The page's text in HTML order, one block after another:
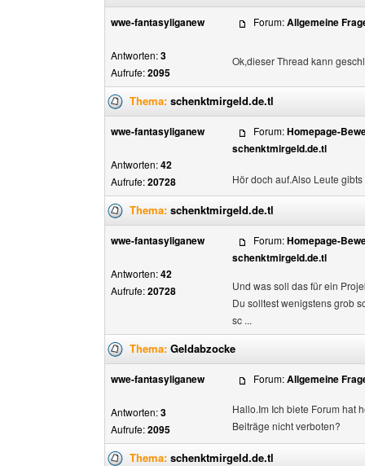
wwe-fantasyliganew
Antworten:3
Aufrufe:2095
Forum:Allgemeine
Ok,dieser Thread kann
Thema: schenktmirgeld.de.tl
wwe-fantasyliganew
Antworten:42
Aufrufe:20728
Forum:Homepage-
schenktmirgeld.de.tl
Hör doch auf.Also Leute
Thema: schenktmirgeld.de.tl
wwe-fantasyliganew
Antworten:42
Aufrufe:20728
Forum:Homepage-
schenktmirgeld.de.tl
Und was soll das für ein
Du solltest wenigstens grob
sc ...
Thema: Geldabzocke
wwe-fantasyliganew
Antworten:3
Aufrufe:2095
Forum:Allgemeine
Hallo.Im Ich biete Forum hat
Beiträge nicht verboten?
Thema: schenktmirgeld.de.tl